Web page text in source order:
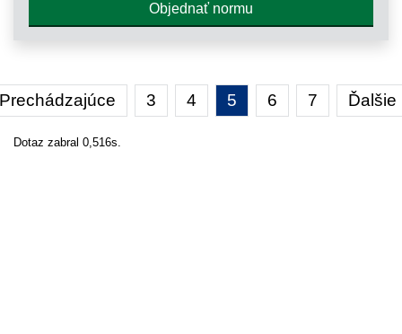
Objednať normu
3 4 5 6 7 Ďalšie
Dotaz zabral 0,516s.